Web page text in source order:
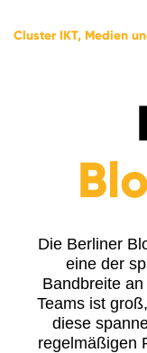
Cluster IKT, Medien
Die Berliner
eine der
Bandbreite
Teams ist
diese
regelmäßigen